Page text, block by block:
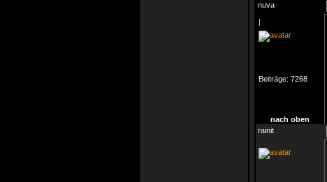
nuva
|
Beiträge: 7268
nach oben
rainit